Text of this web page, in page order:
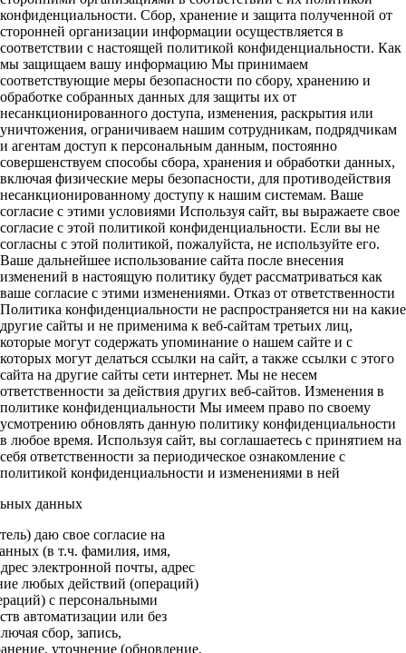
конфиденциальности. Сбор, хранение и защита полученной от
сторонней организации информации осуществляется в
соответствии с настоящей политикой конфиденциальности. Как
мы защищаем вашу информацию Мы принимаем
соответствующие меры безопасности по сбору, хранению и
обработке собранных данных для защиты их от
несанкционированного доступа, изменения, раскрытия или
уничтожения, ограничиваем нашим сотрудникам, подрядчикам
и агентам доступ к персональным данным, постоянно
совершенствуем способы сбора, хранения и обработки данных,
включая физические меры безопасности, для противодействия
несанкционированному доступу к нашим системам. Ваше
согласие с этими условиями Используя сайт, вы выражаете свое
согласие с этой политикой конфиденциальности. Если вы не
согласны с этой политикой, пожалуйста, не используйте его.
Ваше дальнейшее использование сайта после внесения
изменений в настоящую политику будет рассматриваться как
ваше согласие с этими изменениями. Отказ от ответственности
Политика конфиденциальности не распространяется ни на какие
другие сайты и не применима к веб-сайтам третьих лиц,
которые могут содержать упоминание о нашем сайте и с
которых могут делаться ссылки на сайт, а также ссылки с этого
сайта на другие сайты сети интернет. Мы не несем
ответственности за действия других веб-сайтов. Изменения в
политике конфиденциальности Мы имеем право по своему
усмотрению обновлять данную политику конфиденциальности
в любое время. Используя сайт, вы соглашаетесь с принятием на
себя ответственности за периодическое ознакомление с
политикой конфиденциальности и изменениями в ней
данных
даю свое согласие на
(в т.ч. фамилия, имя,
электронной почты, адрес
любых действий (операций)
с персональными
автоматизации или без
сбор, запись,
уточнение (обновление,